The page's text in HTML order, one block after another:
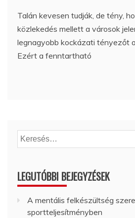
Talán kevesen tudják, de tény,
közlekedés mellett a városok
legnagyobb kockázati tényezőt
Ezért a fenntartható
Keresés:
LEGUTÓBBI BEJEGYZÉSEK
A mentális felkészültség
sportteljesítményben